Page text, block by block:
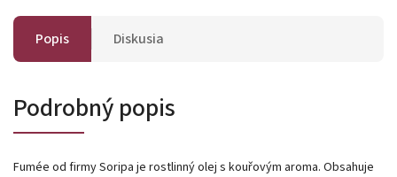
Popis Diskusia
Podrobný popis
Fumée od firmy Soripa je rostlinný olej s kouřovým aroma. Obsahuje